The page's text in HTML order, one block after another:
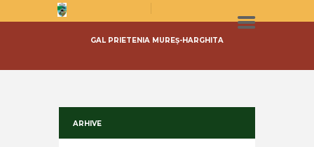
GAL PRIETENIA MUREȘ-HARGHITA
ARHIVE